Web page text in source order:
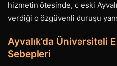
hizmetin ötesinde, o eski
verdiği o özgüvenli duruşu
Ayvalık’da Üniversiteli
Sebepleri